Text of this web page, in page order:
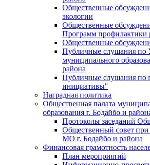
Общественные
экологии
Общественные
Программ профилактики
Общественные
Публичные слушания по
муниципального
района
Публичные слушания по
инициативы"
Наградная политика
Общественная палата
образования г. Бодайбо и
Протоколы заседаний
Общественный совет
МО г. Бодайбо и района
Финансовая грамотность
План мероприятий